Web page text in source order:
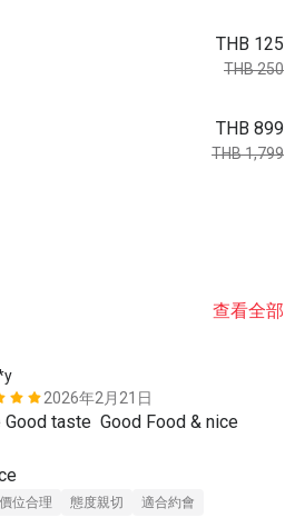
THB 125
THB 250
THB 899
THB 1,799
查看全部
2026年2月21日
taste  Good Food & nice
價位合理 態度親切 適合約會